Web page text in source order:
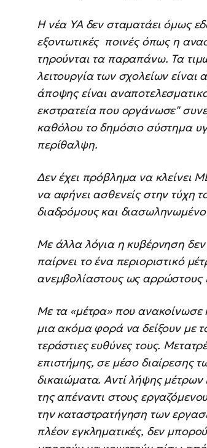
Η νέα ΥΑ δεν σταματάει όμως
εξοντωτικές ποινές όπως η
τηρούνται τα παραπάνω. Τα
λειτουργία των σχολείων είναι
άποψης είναι
εκστρατεία που οργάνωσε"
καθόλου το δημόσιο σύστημα
περίθαλψη.
Δεν έχει πρόβλημα να κλείνει
να αφήνει ασθενείς στην τύχη
διαδρόμους και
Με άλλα λόγια η κυβέρνηση
παίρνει το ένα περιοριστικό
ανεμβολίαστους ως αρρώστους
Με τα «μέτρα» που ανακοίνωσε
μια ακόμα φορά να δείξουν με
τεράστιες ευθύνες τους.
επιστήμης, σε μέσο διαίρεσης
δικαιώματα. Αντί λήψης
της απέναντι στους
την καταστρατήγηση των
πλέον εγκληματικές, δεν